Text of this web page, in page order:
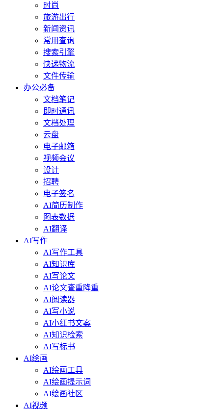
时尚
旅游出行
新闻资讯
常用查询
搜索引擎
快递物流
文件传输
办公必备
文档笔记
即时通讯
文档处理
云盘
电子邮箱
视频会议
设计
招聘
电子签名
AI简历制作
图表数据
AI翻译
AI写作
AI写作工具
AI知识库
AI写论文
AI论文查重降重
AI阅读器
AI写小说
AI小红书文案
AI知识检索
AI写标书
AI绘画
AI绘画工具
AI绘画提示词
AI绘画社区
AI视频